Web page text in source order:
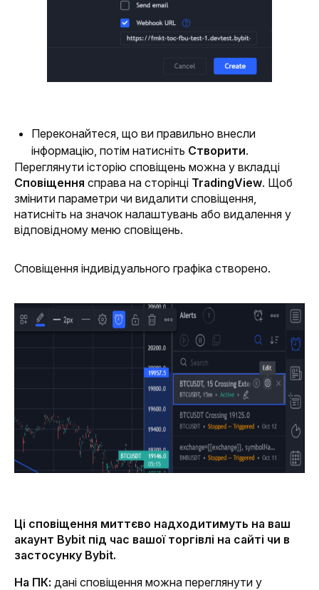
Переконайтеся, що ви правильно внесли
інформацію, потім натисніть Створити.
Сповіщення справа на сторінці TradingView. Щоб
змінити параметри чи видалити сповіщення,
натисніть на значок налаштувань або видалення у
відповідному меню сповіщень.
Сповіщення індивідуального графіка створено.
Ці сповіщення миттєво надходитимуть на ваш
акаунт Bybit під час вашої торгівлі на сайті чи в
застосунку Bybit.
На ПК: дані сповіщення можна переглянути у